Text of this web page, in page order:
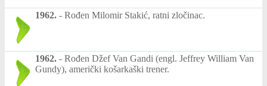
1962. - Rođen Milomir Stakić, ratni zločinac.
1962. - Rođen Džef Van Gandi (engl. Jeffrey William Van
Gundy), američki košarkaški trener.